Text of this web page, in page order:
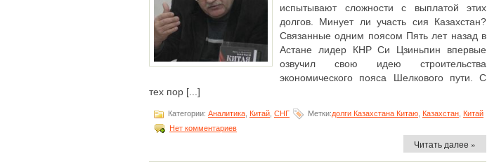
испытывают сложности с выплатой этих
долгов. Минует ли участь сия Казахстан?
Связанные одним поясом Пять лет назад в
Астане лидер КНР Си Цзиньпин впервые
озвучил свою идею строительства
экономического пояса Шелкового пути. С
тех пор [...]
Категории: Аналитика Китай СНГ Метки:долги Казахстана Китаю Казахстан Китай
Нет комментариев
Читать далее »